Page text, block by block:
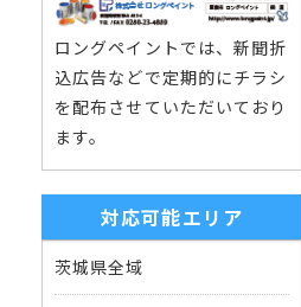
ロングペイントでは、新聞折
込広告などで定期的にチラシ
を配布させていただいており
ます。
対応可能エリア
茨城県全域